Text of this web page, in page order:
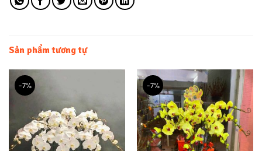
Sản phẩm tương tự
-7% -7%